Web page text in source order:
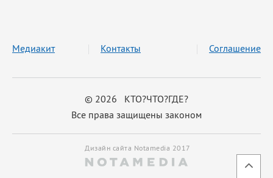
© 2026 КТО?ЧТО?ГДЕ?
Все права защищены законом
Медиакит Контакты Соглашение
Дизайн сайта Notamedia 2017